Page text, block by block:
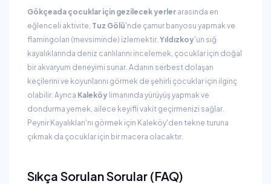
Gökçeada çocuklar için gezilecek yerler arasında en
eğlenceli aktivite, Tuz Gölü'nde çamur banyosu yapmak ve
flamingoları (mevsiminde) izlemektir. Yıldızkoy'un sığ
kayalıklarında deniz canlılarını incelemek, çocuklar için doğal
bir akvaryum deneyimi sunar. Adanın serbest dolaşan
keçilerini ve koyunlarını görmek de şehirli çocuklar için ilginç
olabilir. Ayrıca Kaleköy limanında yürüyüş yapmak ve
dondurma yemek, ailece keyifli vakit geçirmenizi sağlar.
Peynir Kayalıkları'nı görmek için Kaleköy'den tekne turuna
çıkmak da çocuklar için bir macera olacaktır.
Sıkça Sorulan Sorular (FAQ)